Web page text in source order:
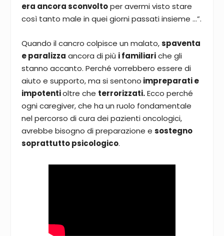
era ancora sconvoltoper avermi visto stare
così tanto male in quei giorni passati insieme …”.
Quando il cancro colpisce un malato,spaventa
e paralizza ancora di più i familiariche gli
stanno accanto. Perché vorrebbero essere di
aiuto e supporto, ma si sentono impreparati e
impotentioltre che terrorizzati.Ecco perché
ogni caregiver, che ha un ruolo fondamentale
nel percorso di cura dei pazienti oncologici,
avrebbe bisogno di preparazione e sostegno
soprattutto psicologico.